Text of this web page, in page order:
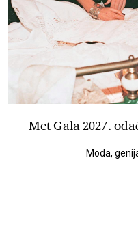
Met Gala 2027.
Moda,